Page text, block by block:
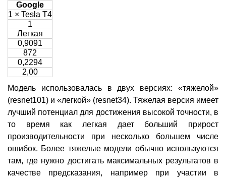
Google
1 × Tesla T4
1
Легкая
0,9091
872
0,2294
2,00
Модель использовалась в двух версиях: «тяжелой»
(resnet101) и «легкой» (resnet34). Тяжелая версия имеет
лучший потенциал для достижения высокой точности, в
то время как легкая дает больший прирост
производительности при несколько большем числе
ошибок. Более тяжелые модели обычно используются
там, где нужно достигать максимальных результатов в
качестве предсказания, например при участии в